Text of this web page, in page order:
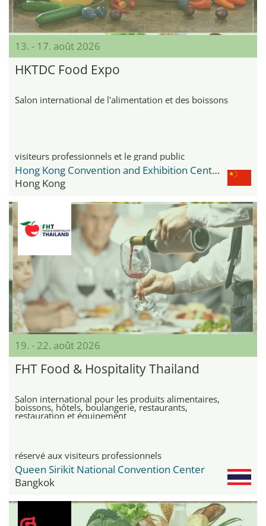
13. - 17. août 2026
HKTDC Food Expo
Salon international de l'alimentation et des boissons
visiteurs professionnels et le grand public
Hong Kong Convention and Exhibition Centre
Hong Kong
19. - 22. août 2026
FHT Food & Hospitality Thailand
Salon international pour les produits alimentaires,
boissons, hôtels, boulangerie, restaurants,
restauration et équipement
réservé aux visiteurs professionnels
Queen Sirikit National Convention Center
Bangkok